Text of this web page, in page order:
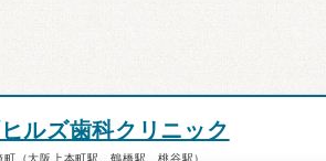
ルズ歯科クリニック
（大阪上本町駅、鶴橋駅、桃谷駅）